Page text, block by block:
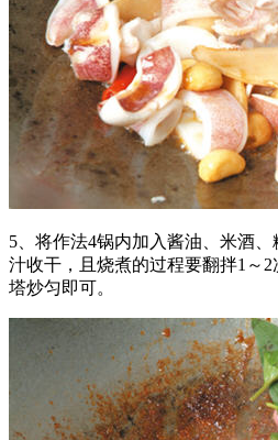
5、将作法4锅内加入酱油、米酒
汁收干，且烧煮的过程要翻拌1～
塔炒匀即可。